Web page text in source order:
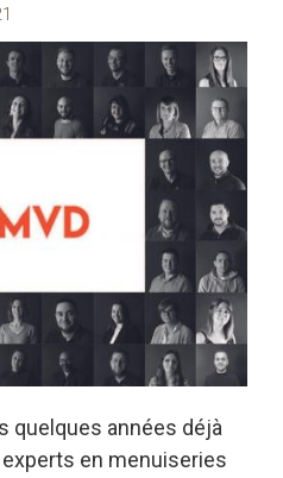
quelques années déjà
en menuiseries